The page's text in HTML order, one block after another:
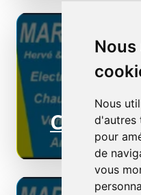
Nous
d'autres
pour
de
vous